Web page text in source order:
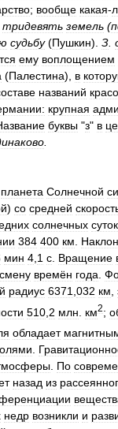
; вообще какая-л
тридевять земель (
судьбу(Пушкин). З
ему воплощением
(Палестина), в
названий
крупная
буквы "з" в
планета Солнечной
) со средней
солнечных суток
384 400 км Наклон
мин 4 1 с Вращение
смену времён года
радиус 6371 032 км
510 2 млн км2;
обладает
.
. По
назад из
недр возникли и